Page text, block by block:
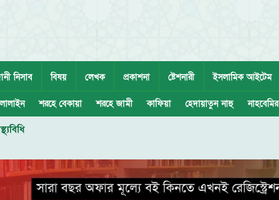
নিসাব বিষয় লেখক প্রকাশনা ষ্টেশনারী ইসলামিক আইটেম
শরহে বেকায়া শরহে জামী কাফিয়া হেদায়াতুন নাহু নাহবেমির